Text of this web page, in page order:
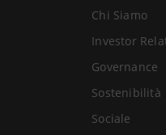
Chi Siamo
Investor
Governance
Sostenibilità
Sociale